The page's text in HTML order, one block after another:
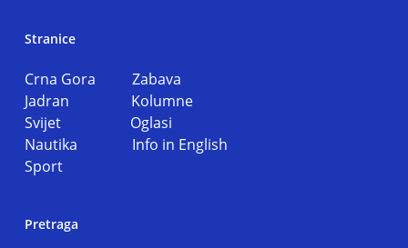
Stranice
Crna Gora Zabava
Jadran Kolumne
Svijet Oglasi
Nautika Info in English
Sport
Pretraga